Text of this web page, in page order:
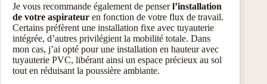
Je vous recommande également de penserl’installation
de votre aspirateur en fonction de votre flux de travail.
Certains préfèrent une installation fixe avec tuyauterie
intégrée, d’autres privilégient la mobilité totale. Dans
mon cas, j’ai opté pour une installation en hauteur avec
tuyauterie PVC, libérant ainsi un espace précieux au sol
tout en réduisant la poussière ambiante.